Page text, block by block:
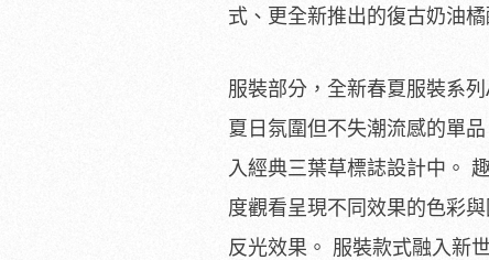
式、 更全新推出的復古奶油
服裝部分，全新春夏服裝系
夏日氛圍但不失潮流感的單品
入經典三葉草標誌設計中。
度觀看呈現不同效果的色彩與
反光效果。 服裝款式融入新